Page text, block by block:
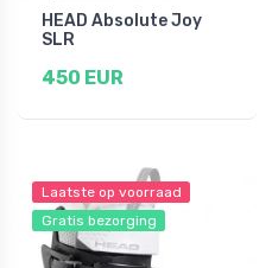
HEAD Absolute Joy
SLR
450 EUR
Laatste op voorraad
Gratis bezorging